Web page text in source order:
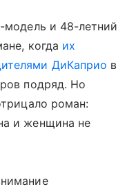
модель и 48-летний
когда их
ДиКаприо в
подряд. Но
роман:
и женщина не